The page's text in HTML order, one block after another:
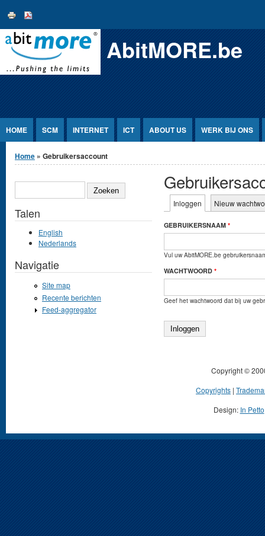
AbitMORE.be
HOME SCM INTERNET ICT ABOUT US WERK BIJ ONS
U bent hier
Home » Gebruikersaccount
Primaire tabs
Inloggen (actieve tabblad)
Nieuw
GEBRUIKERSNAAM *
Vul uw AbitMORE.be
WACHTWOORD *
Geef het wachtwoord dat bij uw
Talen
English
Nederlands
Navigatie
Site map
Recente berichten
Feed-aggregator
Copyright ©
Copyrights |
Design: In Petto